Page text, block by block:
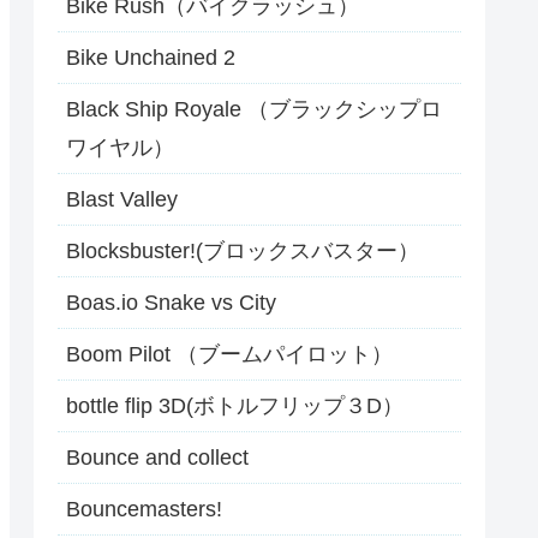
Bike Rush（バイクラッシュ）
Bike Unchained 2
Black Ship Royale （ブラックシップロ
ワイヤル）
Blast Valley
Blocksbuster!(ブロックスバスター）
Boas.io Snake vs City
Boom Pilot （ブームパイロット）
bottle flip 3D(ボトルフリップ３D）
Bounce and collect
Bouncemasters!